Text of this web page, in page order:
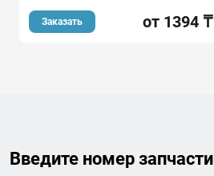
Заказать от 1394 ₸
Введите номер запчасти